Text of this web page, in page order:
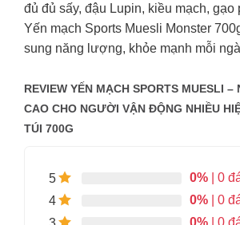
đủ đủ sấy, đậu Lupin, kiều mạch, gạo
Yến mạch Sports Muesli Monster
sung năng lượng, khỏe mạnh mỗi
REVIEW YẾN MẠCH SPORTS MUESLI –
CAO CHO NGƯỜI VẬN ĐỘNG NHIỀU
TÚI 700G
5 0% | 0
4
0% | 0